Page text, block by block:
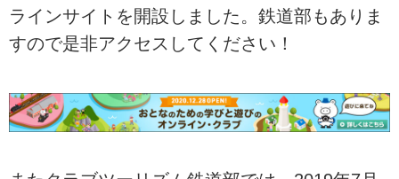
ラインサイトを開設しました。鉄道部もありま
すので是非アクセスしてください！